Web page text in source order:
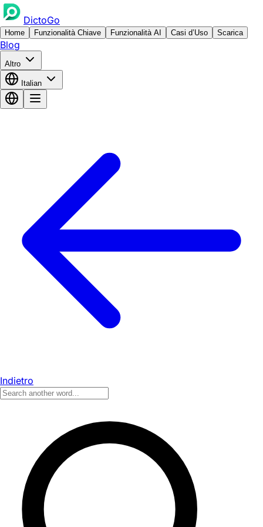
DictoGo
Home Funzionalità Chiave Funzionalità AI Casi d’Uso Scarica
Blog
Altro
Italian
Indietro